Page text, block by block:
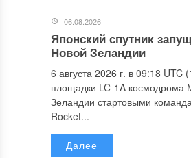
06.08.2026
Японский спутник
Новой Зеландии
6 августа 2026 г. в 09:18 UTC
площадки LC-1A космодрома
Зеландии стартовыми
Rocket...
Далее